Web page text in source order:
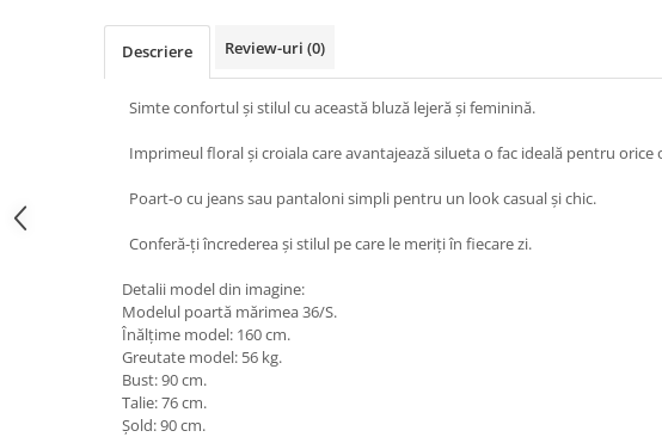
Descriere Review-uri (0)
Simte confortul și stilul cu această bluză lejeră și feminină.
Imprimeul floral și croiala care avantajează silueta o fac ideală pentru orice
Poart-o cu jeans sau pantaloni simpli pentru un look casual și chic.
Conferă-ți încrederea și stilul pe care le meriți în fiecare zi.
Detalii model din imagine:
Modelul poartă mărimea 36/S.
Înălțime model: 160 cm.
Greutate model: 56 kg.
Bust: 90 cm.
Talie: 76 cm.
Șold: 90 cm.